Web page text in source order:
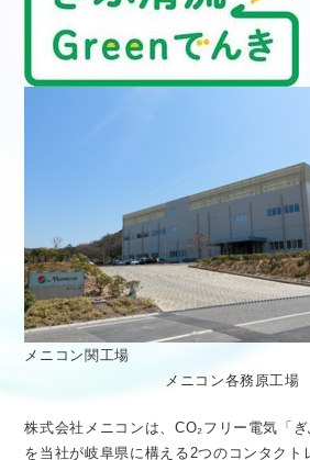
メニコン
メニコン各務原工場
株式会社メニコンは、CO₂フリー電気「ぎ
を当社が岐阜県に構える2つのコンタクト